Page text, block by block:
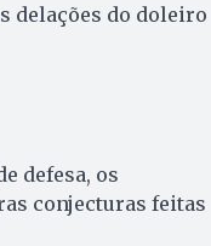
delações do doleiro
defesa, os
conjecturas feitas